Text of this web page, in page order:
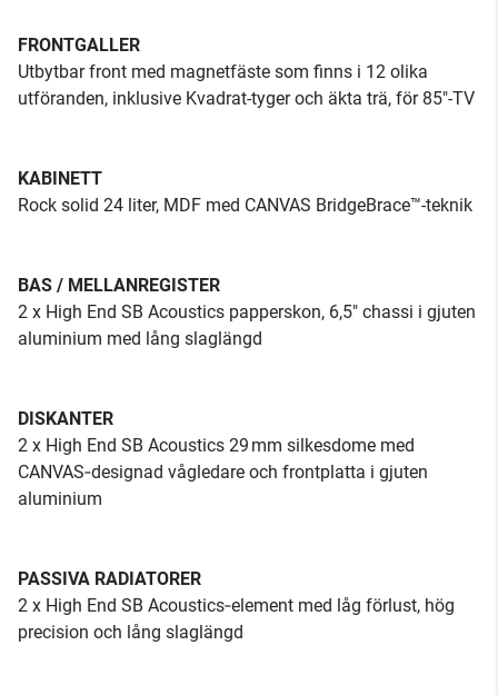
FRONTGALLER
Utbytbar front med magnetfäste som finns i 12 olika
utföranden, inklusive Kvadrat-tyger och äkta trä, för 85"-TV
KABINETT
Rock solid 24 liter, MDF med CANVAS BridgeBrace™-teknik
BAS / MELLANREGISTER
2 x High End SB Acoustics papperskon, 6,5" chassi i gjuten
aluminium med lång slaglängd
DISKANTER
2 x High End SB Acoustics 29 mm silkesdome med
CANVAS‑designad vågledare och frontplatta i gjuten
aluminium
PASSIVA RADIATORER
2 x High End SB Acoustics‑element med låg förlust, hög
precision och lång slaglängd